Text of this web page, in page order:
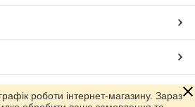
Prom.ua
роботи інтернет-магазину. Зараз